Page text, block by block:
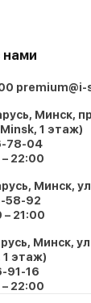
нами
Минск,
1 этаж)
78-04
– 22:00
Минск,
58-92
– 21:00
Минск,
1 этаж)
91-16
– 22:00